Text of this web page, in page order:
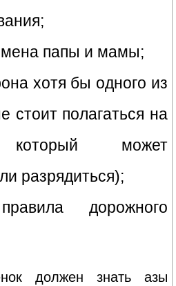
папы и мамы;
хотя бы одного из
стоит полагаться на
который может
разрядиться);
дорожного
должен знать азы